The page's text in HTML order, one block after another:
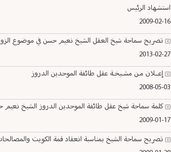
استشهاد الرئيس
2009-02-16
تصريح سماحة شيخ العقل الشيخ نعيم حسن في موضوع الزواج
2013-02-27
إعــلان مـن مشـيخـة عقل طائفة الموحدين الدروز
2008-05-03
كلمة سماحة شيخ عقل طائفة الموحدين الدروز الشيخ نعيم حسن
2009-01-17
تصريح سماحة الشيخ بمناسبة انعقاد قمة الكويت